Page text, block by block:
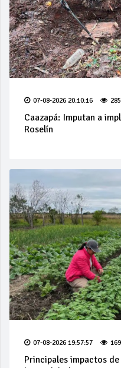
07-08-2026 20:10:16 285
Caazapá: Imputan a
Roselín
07-08-2026 19:57:57 169
Principales impactos